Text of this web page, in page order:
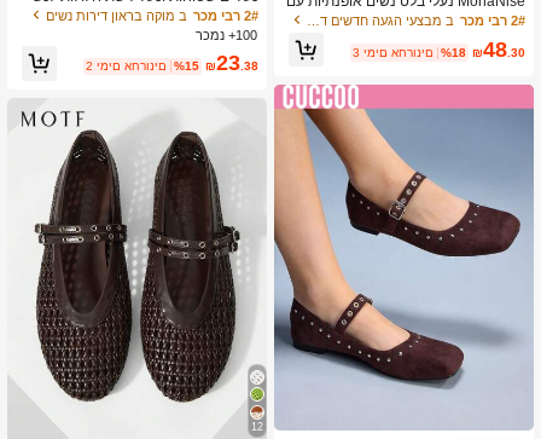
אף מרובע, גב נמוך, עיצוב פאץ'וורק, סגנון
יוקרתיות, רב-שימושיות, בצבעי חום, משמ
2# רבי מכר
₪48.30
%18 3 ימים אחרונים
ם, נעלי בלט קלות ונוחות אופנתיות, מתאי
מות לנסיעות יומיומיות בקיץ, מתנת יום ה
2# רבי מכר
ב מוקה בראון דירות נשים
100+ נמכר
₪23.38
%15 2 ימים אחרונים
12